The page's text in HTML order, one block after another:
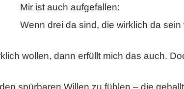
Mir ist auch aufgefallen:
Wenn drei da sind, die wirklich da
wollen, dann erfüllt mich das auch.
spürbaren Willen zu fühlen – die